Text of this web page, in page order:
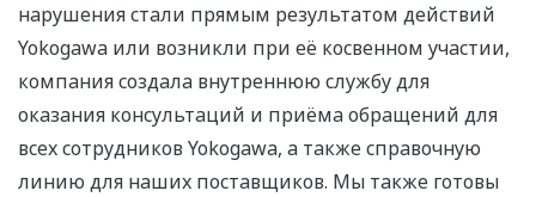
нарушения стали прямым результатом действий
Yokogawa или возникли при её косвенном участии,
компания создала внутреннюю службу для
оказания консультаций и приёма обращений для
всех сотрудников Yokogawa, а также справочную
линию для наших поставщиков. Мы также готовы